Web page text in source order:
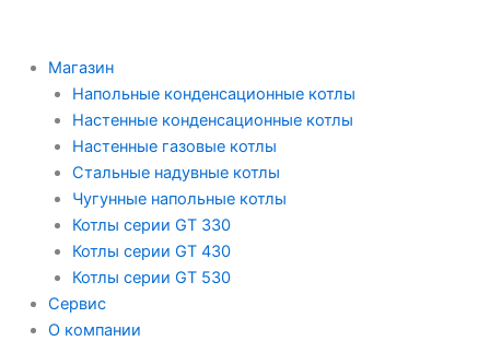
Магазин
Напольные конденсационные котлы
Настенные конденсационные котлы
Настенные газовые котлы
Стальные надувные котлы
Чугунные напольные котлы
Котлы серии GT 330
Котлы серии GT 430
Котлы серии GT 530
Сервис
О компании